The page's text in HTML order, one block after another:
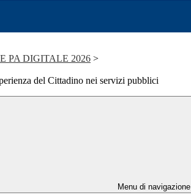
PA DIGITALE 2026 >
del Cittadino nei servizi pubblici
Menu di navigazione